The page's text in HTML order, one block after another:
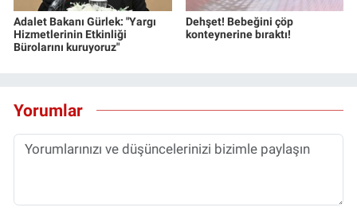
Adalet Bakanı Gürlek: "Yargı
Hizmetlerinin Etkinliği
Bürolarını kuruyoruz"
Dehşet! Bebeğini çöp
konteynerine bıraktı!
Yorumlar